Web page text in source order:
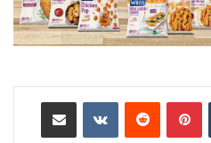
بينتيريست
مشاركة عبر البريد